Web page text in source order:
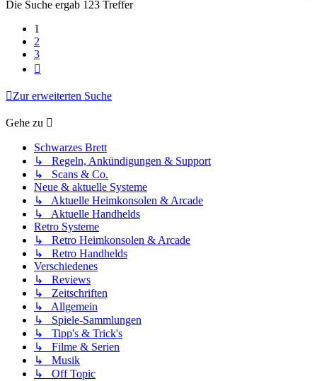
Die Suche ergab 123 Treffer
1
2
3
Zur erweiterten Suche
Gehe zu
Schwarzes Brett
↳ Regeln, Ankündigungen & Support
↳ Scans & Co.
Neue & aktuelle Systeme
↳ Aktuelle Heimkonsolen & Arcade
↳ Aktuelle Handhelds
Retro Systeme
↳ Retro Heimkonsolen & Arcade
↳ Retro Handhelds
Verschiedenes
↳ Reviews
↳ Zeitschriften
↳ Allgemein
↳ Spiele-Sammlungen
↳ Tipp's & Trick's
↳ Filme & Serien
↳ Musik
↳ Off Topic